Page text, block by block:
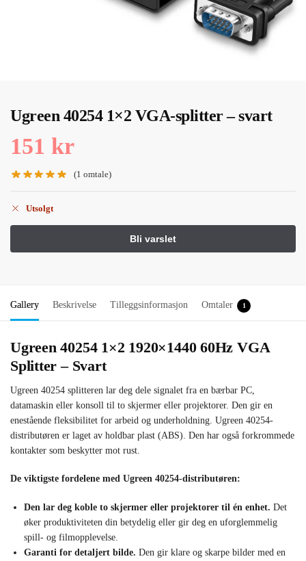
Ugreen 40254 1×2 VGA-splitter – svart
151 kr
(1 omtale)
Utsolgt
Gallery Beskrivelse Tilleggsinformasjon Omtaler 1
Ugreen 40254 1×2 1920×1440 60Hz VGA
Splitter – Svart
Ugreen 40254 splitteren lar deg dele signalet fra en bærbar PC,
datamaskin eller konsoll til to skjermer eller projektorer. Den gir en
enestående fleksibilitet for arbeid og underholdning. Ugreen 40254-
distributøren er laget av holdbar plast (ABS). Den har også forkrommede
kontakter som beskytter mot rust.
De viktigste fordelene med Ugreen 40254-distributøren:
Den lar deg koble to skjermer eller projektorer til én enhet. Det
øker produktiviteten din betydelig eller gir deg en uforglemmelig
spill- og filmopplevelse.
Garanti for detaljert bilde. Den gir klare og skarpe bilder med en